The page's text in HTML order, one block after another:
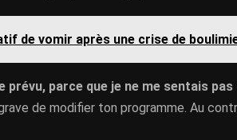
de vomir après une crise de
parce que je ne me sentais pas
de modifier ton programme. Au